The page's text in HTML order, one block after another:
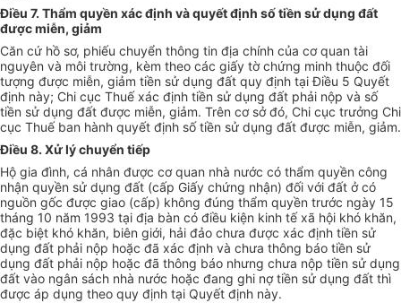
Điều 7. Thẩm quyền xác định và quyết định số tiền sử dụng đất
được miễn, giảm
Căn cứ hồ sơ, phiếu chuyển thông tin địa chính của cơ quan tài
nguyên và môi trường, kèm theo các giấy tờ chứng minh thuộc đối
tượng được miễn, giảm tiền sử dụng đất quy định tại Điều 5 Quyết
định này; Chi cục Thuế xác định tiền sử dụng đất phải nộp và số
tiền sử dụng đất được miễn, giảm. Trên cơ sở đó, Chi cục trưởng Chi
cục Thuế ban hành quyết định số tiền sử dụng đất được miễn, giảm.
Điều 8. Xử lý chuyển tiếp
Hộ gia đình, cá nhân được cơ quan nhà nước có thẩm quyền công
nhận quyền sử dụng đất (cấp Giấy chứng nhận) đối với đất ở có
nguồn gốc được giao (cấp) không đúng thẩm quyền trước ngày 15
tháng 10 năm 1993 tại địa bàn có điều kiện kinh tế xã hội khó khăn,
đặc biệt khó khăn, biên giới, hải đảo chưa được xác định tiền sử
dụng đất phải nộp hoặc đã xác định và chưa thông báo tiền sử
dụng đất phải nộp hoặc đã thông báo nhưng chưa nộp tiền sử dụng
đất vào ngân sách nhà nước hoặc đang ghi nợ tiền sử dụng đất thì
được áp dụng theo quy định tại Quyết định này.